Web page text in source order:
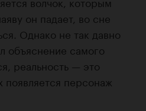
он падает, во сне
Однако не так давно
объяснение самого
реальность — это
появляется персонаж